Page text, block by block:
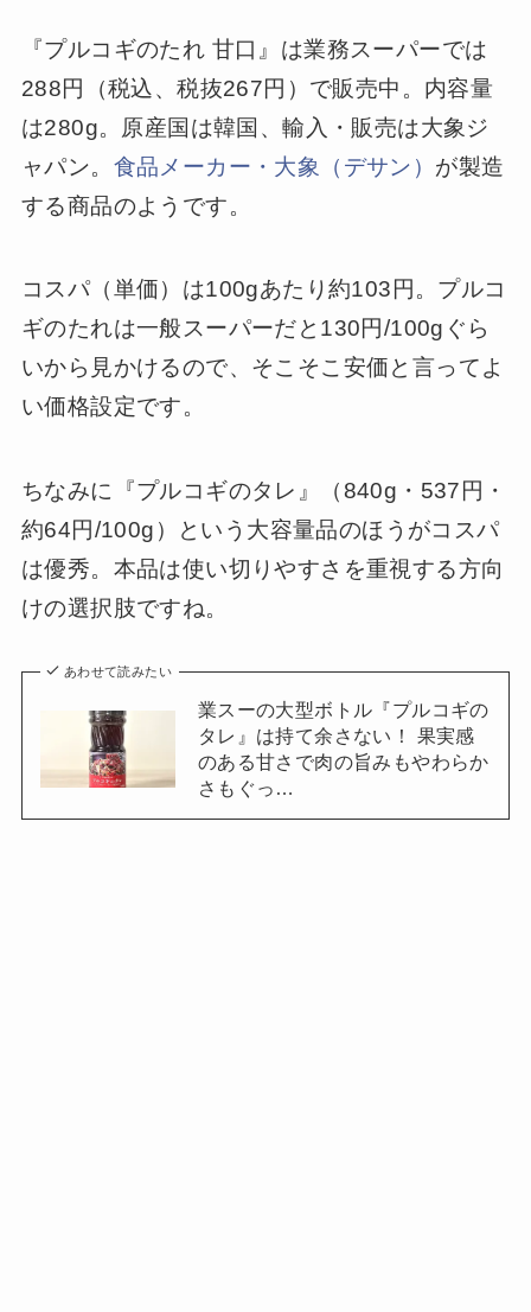
『プルコギのたれ 甘口』は業務スーパーでは
288円（税込、税抜267円）で販売中。内容量
は280g。原産国は韓国、輸入・販売は大象ジ
ャパン。 食品メーカー・大象（デサン） が製造
する商品のようです。
コスパ（単価）は100gあたり約103円。プルコ
ギのたれは一般スーパーだと130円/100gぐら
いから見かけるので、そこそこ安価と言ってよ
い価格設定です。
ちなみに『プルコギのタレ』（840g・537円・
約64円/100g）という大容量品のほうがコスパ
は優秀。本品は使い切りやすさを重視する方向
けの選択肢ですね。
あわせて読みたい
業スーの大型ボトル『プルコギの
タレ』は持て余さない！ 果実感
のある甘さで肉の旨みもやわらか
さもぐっ…